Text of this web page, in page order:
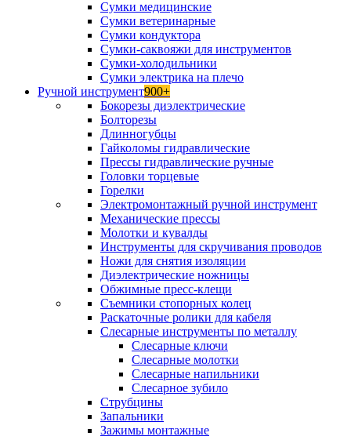
Сумки медицинские
Сумки ветеринарные
Сумки кондуктора
Сумки-саквояжи для инструментов
Сумки-холодильники
Сумки электрика на плечо
Ручной инструмент900+
Бокорезы диэлектрические
Болторезы
Длинногубцы
Гайколомы гидравлические
Прессы гидравлические ручные
Головки торцевые
Горелки
Электромонтажный ручной инструмент
Механические прессы
Молотки и кувалды
Инструменты для скручивания проводов
Ножи для снятия изоляции
Диэлектрические ножницы
Обжимные пресс-клещи
Съемники стопорных колец
Раскаточные ролики для кабеля
Слесарные инструменты по металлу
Слесарные ключи
Слесарные молотки
Слесарные напильники
Слесарное зубило
Струбцины
Запальники
Зажимы монтажные